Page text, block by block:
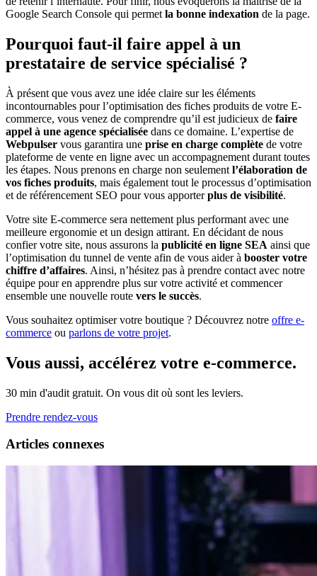
Google Search Console qui permet la bonne indexation de la page.
Pourquoi faut-il faire appel à un
prestataire de service spécialisé ?
À présent que vous avez une idée claire sur les éléments
incontournables pour l’optimisation des fiches produits de votre E-
commerce, vous venez de comprendre qu’il est judicieux de faire
appel à une agence spécialisée dans ce domaine. L’expertise de
Webpulser vous garantira une prise en charge complète de votre
plateforme de vente en ligne avec un accompagnement durant toutes
les étapes. Nous prenons en charge non seulement l’élaboration de
vos fiches produits, mais également tout le processus d’optimisation
et de référencement SEO pour vous apporterplus de visibilité.
Votre site E-commerce sera nettement plus performant avec une
meilleure ergonomie et un design attirant. En décidant de nous
confier votre site, nous assurons la publicité en ligne SEA ainsi que
l’optimisation du tunnel de vente afin de vous aider à booster votre
chiffre d’affaires. Ainsi, n’hésitez pas à prendre contact avec notre
équipe pour en apprendre plus sur votre activité et commencer
ensemble une nouvelle route vers le succès.
Vous souhaitez optimiser votre boutique ? Découvrez notre offre e-
commerce ou parlons de votre projet.
Vous aussi, accélérez votre e-commerce.
30 min d'audit gratuit. On vous dit où sont les leviers.
Prendre rendez-vous
Articles connexes